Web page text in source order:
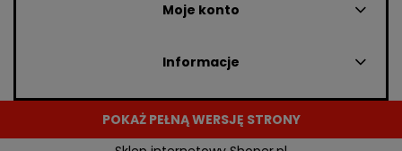
Moje konto
Informacje
POKAŻ PEŁNĄ WERSJĘ STRONY